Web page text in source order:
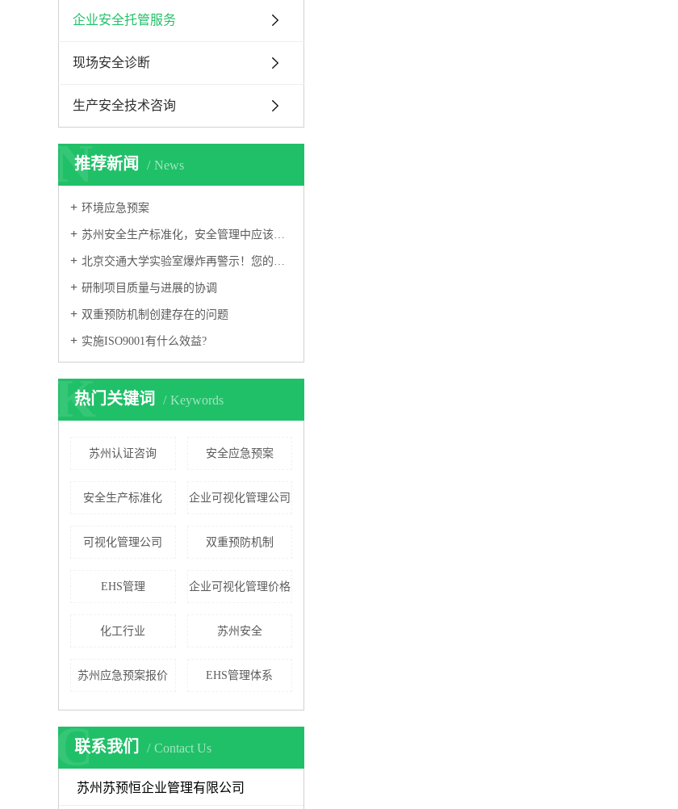
企业安全托管服务
现场安全诊断
生产安全技术咨询
推荐新闻 News
N
环境应急预案
苏州安全生产标准化，安全管理中应该注意什么，你知道吗？
北京交通大学实验室爆炸再警示！您的实验室真的安全吗？
研制项目质量与进展的协调
双重预防机制创建存在的问题
实施ISO9001有什么效益?
热门关键词 Keywords
K
苏州认证咨询 安全应急预案
安全生产标准化 企业可视化管理公司
可视化管理公司 双重预防机制
EHS管理 企业可视化管理价格
化工行业 苏州安全
苏州应急预案报价 EHS管理体系
联系我们 Contact Us
C
苏州苏预恒企业管理有限公司